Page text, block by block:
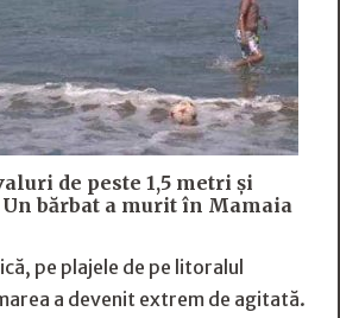
de peste 1,5 metri și
bărbat a murit în Mamaia
pe plajele de pe litoralul
a devenit extrem de agitată.